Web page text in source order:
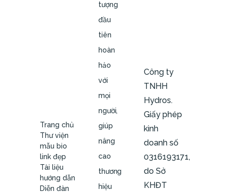
Trang chủ
Thư viện
mẫu bio
link đẹp
Tài liệu
hướng dẫn
Diễn đàn
tượng
đầu
tiên
hoàn
hảo
với
mọi
người,
giúp
nâng
cao
thương
hiệu
Công ty
TNHH
Hydros.
Giấy phép
kinh
doanh số
0316193171,
do Sở
KHĐT